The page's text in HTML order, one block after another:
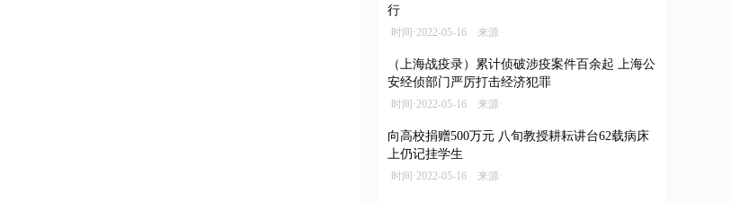
行
时间·2022-05-16 来源·
（上海战疫录）累计侦破涉疫案件百余起 上海公
安经侦部门严厉打击经济犯罪
时间·2022-05-16 来源·
向高校捐赠500万元 八旬教授耕耘讲台62载病床
上仍记挂学生
时间·2022-05-16 来源·